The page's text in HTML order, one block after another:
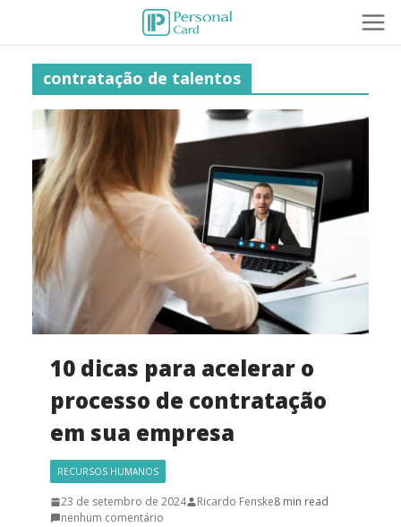
contratação de talentos
10 dicas para acelerar o
processo de contratação
em sua empresa
RECURSOS HUMANOS
23 de setembro de 2024 Ricardo Fenske8 min read
nenhum comentário